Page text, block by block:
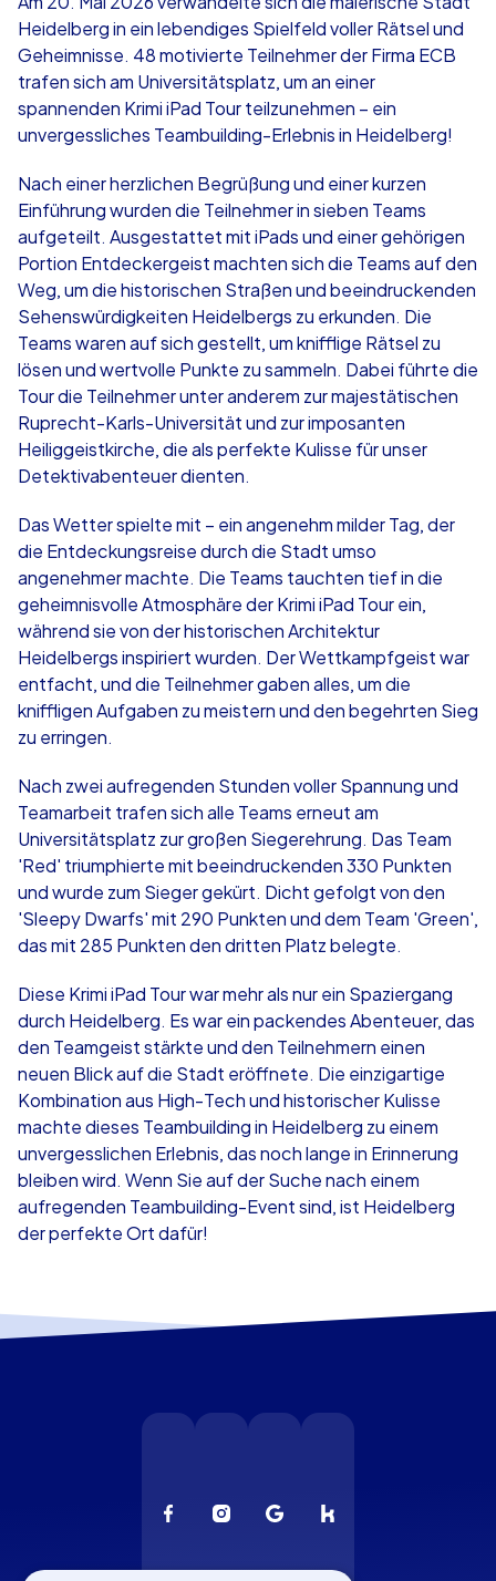
Heidelberg in ein lebendiges Spielfeld voller Rätsel und
Geheimnisse. 48 motivierte Teilnehmer der Firma ECB
trafen sich am Universitätsplatz, um an einer
spannenden Krimi iPad Tour teilzunehmen – ein
unvergessliches Teambuilding-Erlebnis in Heidelberg!
Nach einer herzlichen Begrüßung und einer kurzen
Einführung wurden die Teilnehmer in sieben Teams
aufgeteilt. Ausgestattet mit iPads und einer gehörigen
Portion Entdeckergeist machten sich die Teams auf den
Weg, um die historischen Straßen und beeindruckenden
Sehenswürdigkeiten Heidelbergs zu erkunden. Die
Teams waren auf sich gestellt, um knifflige Rätsel zu
lösen und wertvolle Punkte zu sammeln. Dabei führte die
Tour die Teilnehmer unter anderem zur majestätischen
Ruprecht-Karls-Universität und zur imposanten
Heiliggeistkirche, die als perfekte Kulisse für unser
Detektivabenteuer dienten.
Das Wetter spielte mit – ein angenehm milder Tag, der
die Entdeckungsreise durch die Stadt umso
angenehmer machte. Die Teams tauchten tief in die
geheimnisvolle Atmosphäre der Krimi iPad Tour ein,
während sie von der historischen Architektur
Heidelbergs inspiriert wurden. Der Wettkampfgeist war
entfacht, und die Teilnehmer gaben alles, um die
kniffligen Aufgaben zu meistern und den begehrten Sieg
zu erringen.
Nach zwei aufregenden Stunden voller Spannung und
Teamarbeit trafen sich alle Teams erneut am
Universitätsplatz zur großen Siegerehrung. Das Team
'Red' triumphierte mit beeindruckenden 330 Punkten
und wurde zum Sieger gekürt. Dicht gefolgt von den
'Sleepy Dwarfs' mit 290 Punkten und dem Team 'Green',
das mit 285 Punkten den dritten Platz belegte.
Diese Krimi iPad Tour war mehr als nur ein Spaziergang
durch Heidelberg. Es war ein packendes Abenteuer, das
den Teamgeist stärkte und den Teilnehmern einen
neuen Blick auf die Stadt eröffnete. Die einzigartige
Kombination aus High-Tech und historischer Kulisse
machte dieses Teambuilding in Heidelberg zu einem
unvergesslichen Erlebnis, das noch lange in Erinnerung
bleiben wird. Wenn Sie auf der Suche nach einem
aufregenden Teambuilding-Event sind, ist Heidelberg
der perfekte Ort dafür!